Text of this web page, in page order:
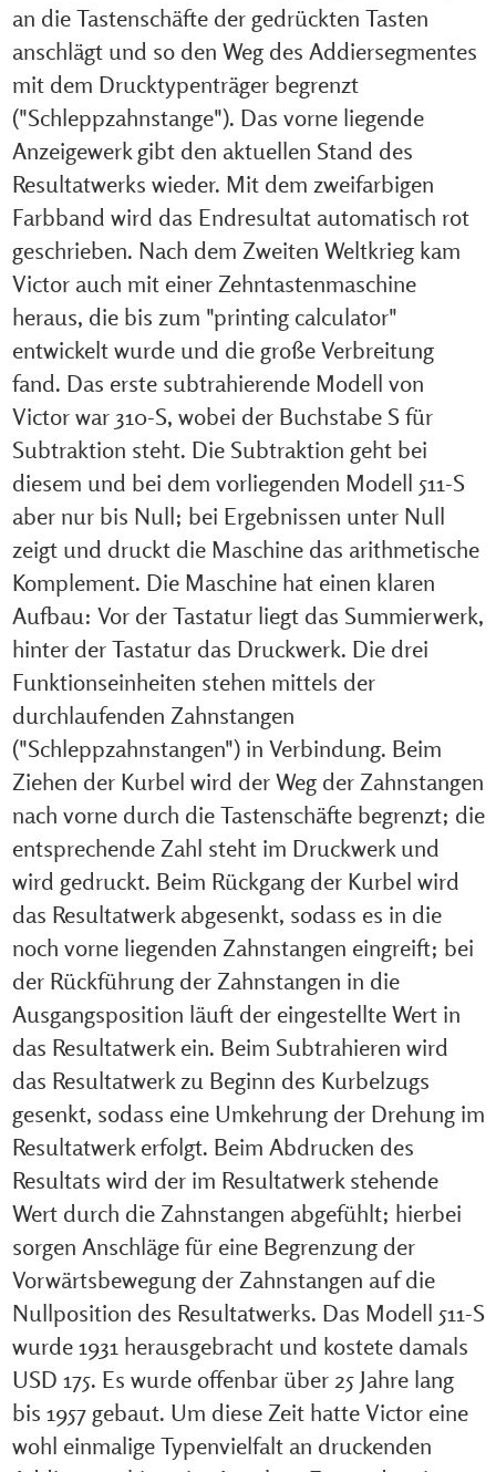
an die Tastenschäfte der gedrückten Tasten
anschlägt und so den Weg des Addiersegmentes
mit dem Drucktypenträger begrenzt
("Schleppzahnstange"). Das vorne liegende
Anzeigewerk gibt den aktuellen Stand des
Resultatwerks wieder. Mit dem zweifarbigen
Farbband wird das Endresultat automatisch rot
geschrieben. Nach dem Zweiten Weltkrieg kam
Victor auch mit einer Zehntastenmaschine
heraus, die bis zum "printing calculator"
entwickelt wurde und die große Verbreitung
fand. Das erste subtrahierende Modell von
Victor war 310-S, wobei der Buchstabe S für
Subtraktion steht. Die Subtraktion geht bei
diesem und bei dem vorliegenden Modell 511-S
aber nur bis Null; bei Ergebnissen unter Null
zeigt und druckt die Maschine das arithmetische
Komplement. Die Maschine hat einen klaren
Aufbau: Vor der Tastatur liegt das Summierwerk,
hinter der Tastatur das Druckwerk. Die drei
Funktionseinheiten stehen mittels der
durchlaufenden Zahnstangen
("Schleppzahnstangen") in Verbindung. Beim
Ziehen der Kurbel wird der Weg der Zahnstangen
nach vorne durch die Tastenschäfte begrenzt; die
entsprechende Zahl steht im Druckwerk und
wird gedruckt. Beim Rückgang der Kurbel wird
das Resultatwerk abgesenkt, sodass es in die
noch vorne liegenden Zahnstangen eingreift; bei
der Rückführung der Zahnstangen in die
Ausgangsposition läuft der eingestellte Wert in
das Resultatwerk ein. Beim Subtrahieren wird
das Resultatwerk zu Beginn des Kurbelzugs
gesenkt, sodass eine Umkehrung der Drehung im
Resultatwerk erfolgt. Beim Abdrucken des
Resultats wird der im Resultatwerk stehende
Wert durch die Zahnstangen abgefühlt; hierbei
sorgen Anschläge für eine Begrenzung der
Vorwärtsbewegung der Zahnstangen auf die
Nullposition des Resultatwerks. Das Modell 511-S
wurde 1931 herausgebracht und kostete damals
USD 175. Es wurde offenbar über 25 Jahre lang
bis 1957 gebaut. Um diese Zeit hatte Victor eine
wohl einmalige Typenvielfalt an druckenden